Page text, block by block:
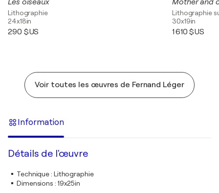
Les oiseaux
Lithographie
24x18in
290 $US
Mother and
Lithographie
30x19in
1 610 $US
Voir toutes les œuvres de Fernand Léger
Information
Détails de l'œuvre
Technique: Lithographie
Dimensions : 19x25in